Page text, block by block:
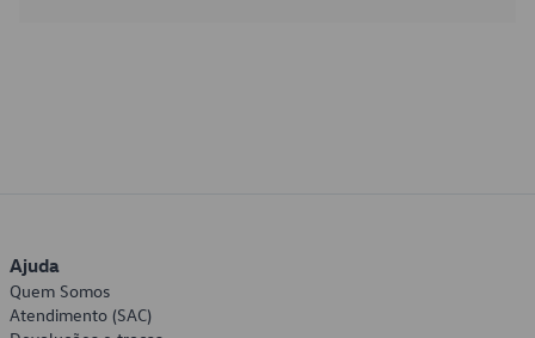
Ajuda
Quem Somos
Atendimento (SAC)